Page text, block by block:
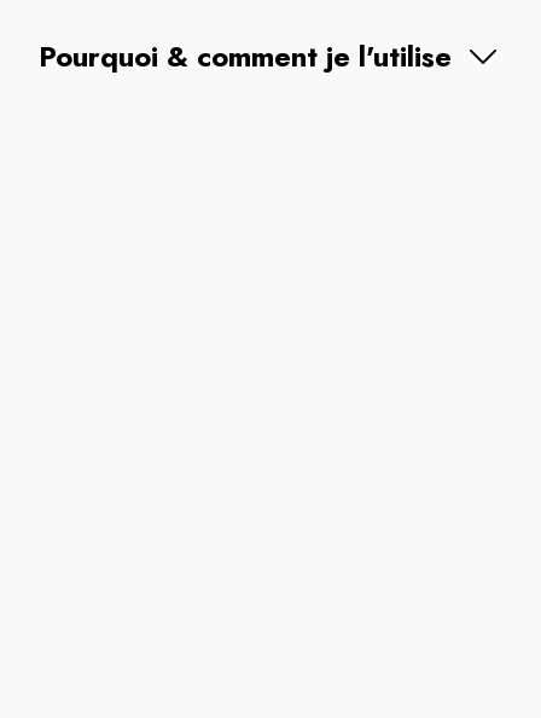
Pourquoi & comment je l'utilise